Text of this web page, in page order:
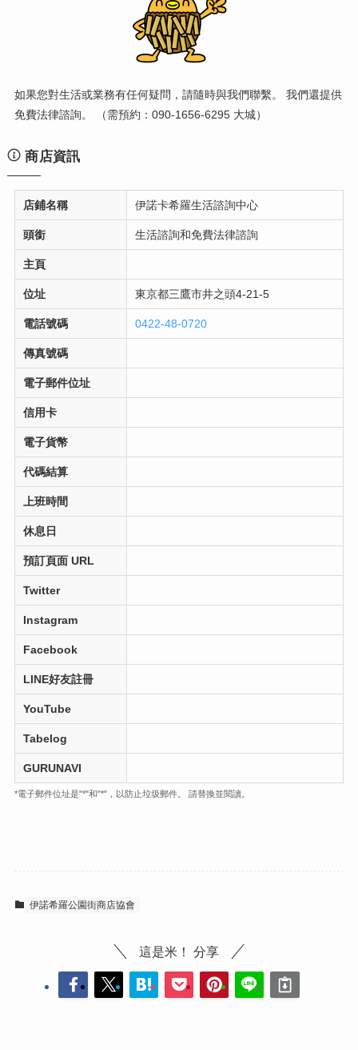
如果您對生活或業務有任何疑問，請隨時與我們聯繫。 我們還提供
免費法律諮詢。 （需預約：090-1656-6295 大城）
商店資訊
店鋪名稱 伊諾卡希羅生活諮詢中心
頭銜 生活諮詢和免費法律諮詢
主頁
位址 東京都三鷹市井之頭4-21-5
電話號碼 0422-48-0720
傳真號碼
電子郵件位址
信用卡
電子貨幣
代碼結算
上班時間
休息日
預訂頁面 URL
Twitter
Instagram
Facebook
LINE好友註冊
YouTube
Tabelog
GURUNAVI
*電子郵件位址是"*"和"*"，以防止垃圾郵件。 請替換並閱讀。
伊諾希羅公園街商店協會
這是米！ 分享